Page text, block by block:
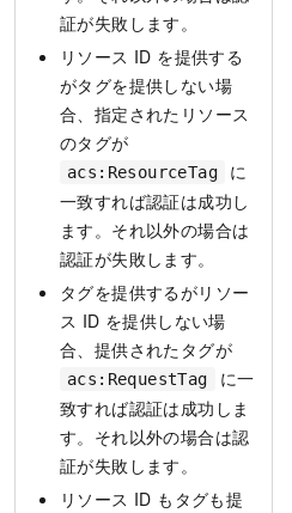
証が失敗します。
リソース ID を提供する
がタグを提供しない場
合、指定されたリソース
のタグが
acs:ResourceTag
に
一致すれば認証は成功し
ます。それ以外の場合は
認証が失敗します。
タグを提供するがリソー
ス ID を提供しない場
合、提供されたタグが
acs:RequestTag
に一
致すれば認証は成功しま
す。それ以外の場合は認
証が失敗します。
リソース ID もタグも提